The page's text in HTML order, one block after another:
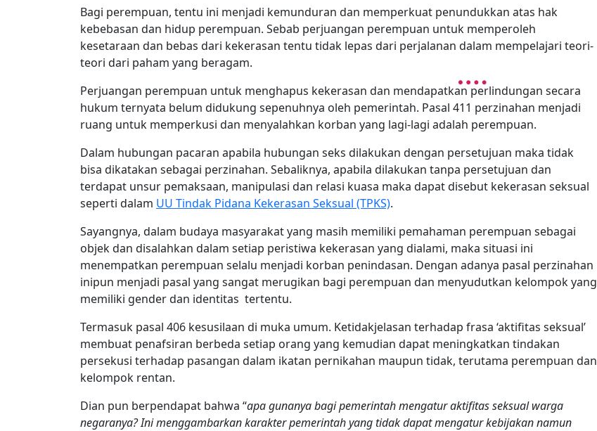
Bagi perempuan, tentu ini menjadi kemunduran dan memperkuat penundukkan atas hak
kebebasan dan hidup perempuan. Sebab perjuangan perempuan untuk memperoleh
kesetaraan dan bebas dari kekerasan tentu tidak lepas dari perjalanan dalam mempelajari teori-
teori dari paham yang beragam.
Perjuangan perempuan untuk menghapus kekerasan dan mendapatkan perlindungan secara
hukum ternyata belum didukung sepenuhnya oleh pemerintah. Pasal 411 perzinahan menjadi
ruang untuk memperkusi dan menyalahkan korban yang lagi-lagi adalah perempuan.
Dalam hubungan pacaran apabila hubungan seks dilakukan dengan persetujuan maka tidak
bisa dikatakan sebagai perzinahan. Sebaliknya, apabila dilakukan tanpa persetujuan dan
terdapat unsur pemaksaan, manipulasi dan relasi kuasa maka dapat disebut kekerasan seksual
seperti dalam UU Tindak Pidana Kekerasan Seksual (TPKS).
Sayangnya, dalam budaya masyarakat yang masih memiliki pemahaman perempuan sebagai
objek dan disalahkan dalam setiap peristiwa kekerasan yang dialami, maka situasi ini
menempatkan perempuan selalu menjadi korban penindasan. Dengan adanya pasal perzinahan
inipun menjadi pasal yang sangat merugikan bagi perempuan dan menyudutkan kelompok yang
memiliki gender dan identitas tertentu.
Termasuk pasal 406 kesusilaan di muka umum. Ketidakjelasan terhadap frasa ‘aktifitas seksual’
membuat penafsiran berbeda setiap orang yang kemudian dapat meningkatkan tindakan
persekusi terhadap pasangan dalam ikatan pernikahan maupun tidak, terutama perempuan dan
kelompok rentan.
Dian pun berpendapat bahwa “apa gunanya bagi pemerintah mengatur aktifitas seksual warga
negaranya? Ini menggambarkan karakter pemerintah yang tidak dapat mengatur kebijakan namun